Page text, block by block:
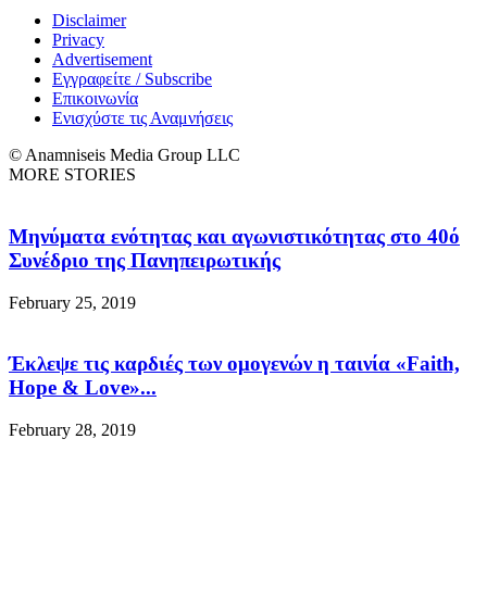
Disclaimer
Privacy
Advertisement
Εγγραφείτε / Subscribe
Επικοινωνία
Ενισχύστε τις Αναμνήσεις
© Anamniseis Media Group LLC
MORE STORIES
Μηνύματα ενότητας και αγωνιστικότητας στο 40ό
Συνέδριο της Πανηπειρωτικής
February 25, 2019
Έκλεψε τις καρδιές των ομογενών η ταινία «Faith,
Hope & Love»...
February 28, 2019